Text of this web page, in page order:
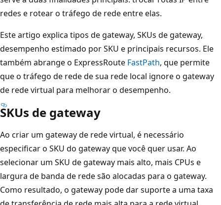
redes e rotear o tráfego de rede entre elas.
Este artigo explica tipos de gateway, SKUs de gateway,
desempenho estimado por SKU e principais recursos. Ele
também abrange o ExpressRoute FastPath, que permite
que o tráfego de rede de sua rede local ignore o gateway
de rede virtual para melhorar o desempenho.
SKUs de gateway
Ao criar um gateway de rede virtual, é necessário
especificar o SKU do gateway que você quer usar. Ao
selecionar um SKU de gateway mais alto, mais CPUs e
largura de banda de rede são alocadas para o gateway.
Como resultado, o gateway pode dar suporte a uma taxa